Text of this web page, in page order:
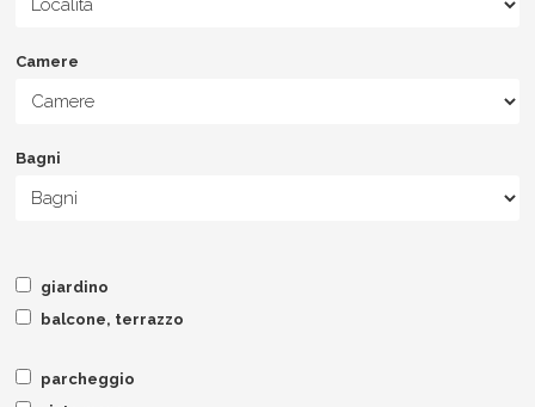
Camere
Bagni
giardino
balcone, terrazzo
parcheggio